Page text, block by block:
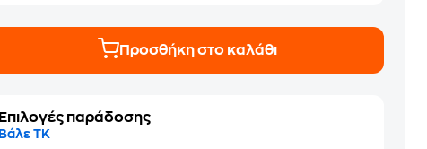
Προσθήκη στο καλάθι
Επιλογές παράδοσης
Βάλε ΤΚ